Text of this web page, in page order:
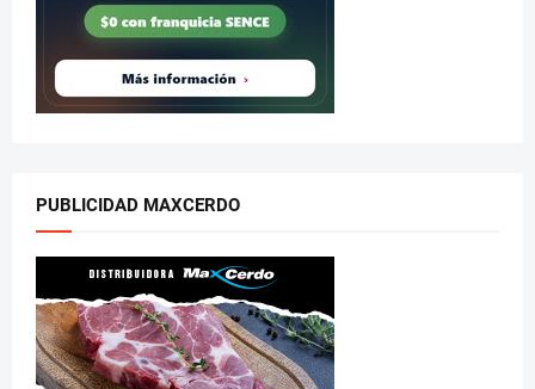
PUBLICIDAD MAXCERDO